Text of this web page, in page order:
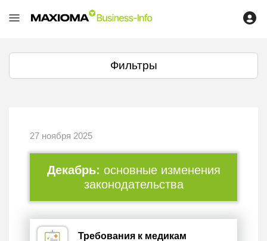
Фильтры
27 ноября 2025
Декабрь: основные изменения
законодательства
Требования к медикам